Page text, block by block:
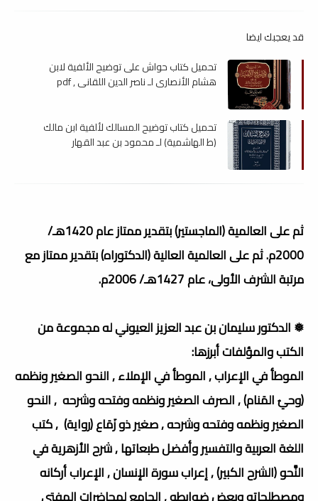
قد يعجبك ايضا
تحميل كتاب حواش على توضيح الألفية لابن
هشام الأنصاري لـ ناصر الدين اللقاني , pdf
تحميل كتاب توضيح المسالك لألفية ابن مالك
(ط الهاشمية) لـ محمود بن عبد القهار
ثم على العالمية (الماجستير) بتقدير ممتاز عام 1420هـ/
2000م. ثم على العالمية العالية (الدكتوراه) بتقدير ممتاز مع
مرتبة الشرف الأولى، عام 1427هـ/ 2006م.
❅ الدكتور سليمان بن عبد العزيز العيوني له مجموعة من
الكتب والمؤلفات أبرزها:
الموطأ في الإعراب , الموطأ في الإملاء , النحو الصغير ونظمه
(وحيُ المَنام) , الصرف الصغير ونظمه وفتحه وشرحه , النحو
الصغير ونظمه وفتحه وشرحه , صغير ذو زَمَاع (رواية) , كتب
اللغة العربية والتفسير وأفضل طبعاتها , شرح الأزهرية في
النَّحو (الشرح الكبير) , إعراب سورة الإنسان , الإعراب أركانه